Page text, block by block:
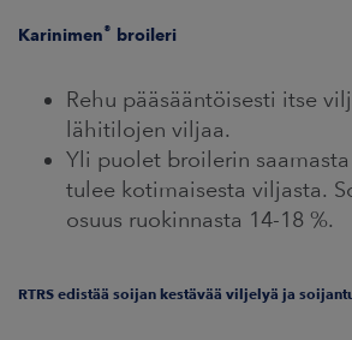
Karinimen® broileri
Rehu pääsääntöisesti itse
lähitilojen viljaa.
Yli puolet broilerin
tulee kotimaisesta viljasta.
osuus ruokinnasta 14-18 %.
RTRS edistää soijan kestävää viljelyä ja